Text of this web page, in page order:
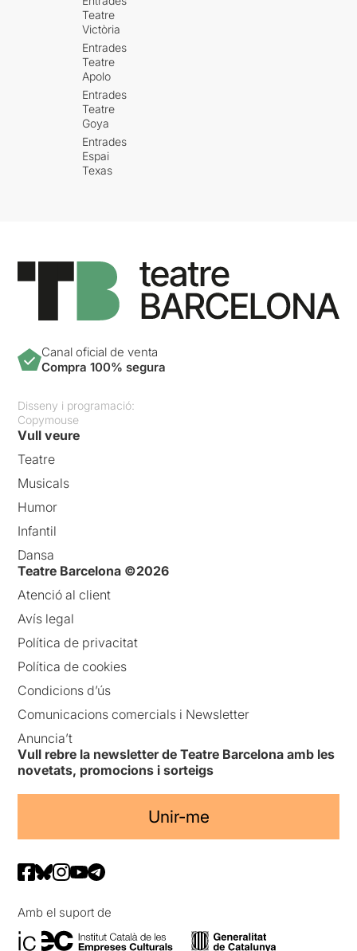
Teatre
Victòria
Entrades
Teatre
Apolo
Entrades
Teatre
Goya
Entrades
Espai
Texas
Canal oficial de venta
Compra 100% segura
Disseny i programació:
Copymouse
Vull veure
Teatre
Musicals
Humor
Infantil
Dansa
Teatre Barcelona ©2026
Atenció al client
Avís legal
Política de privacitat
Política de cookies
Condicions d’ús
Comunicacions comercials i Newsletter
Anuncia’t
Vull rebre la newsletter de Teatre Barcelona amb les
novetats, promocions i sorteigs
Unir-me
Amb el suport de